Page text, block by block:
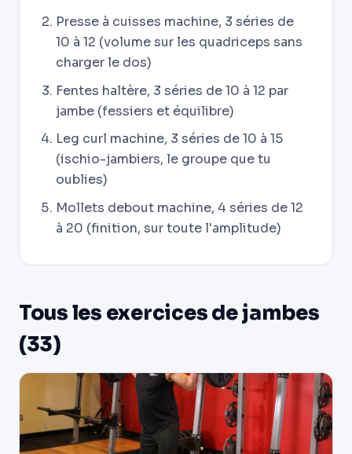
Presse à cuisses machine, 3 séries de
10 à 12 (volume sur les quadriceps sans
charger le dos)
Fentes haltère, 3 séries de 10 à 12 par
jambe (fessiers et équilibre)
Leg curl machine, 3 séries de 10 à 15
(ischio-jambiers, le groupe que tu
oublies)
Mollets debout machine, 4 séries de 12
à 20 (finition, sur toute l'amplitude)
Tous les exercices de jambes
(33)